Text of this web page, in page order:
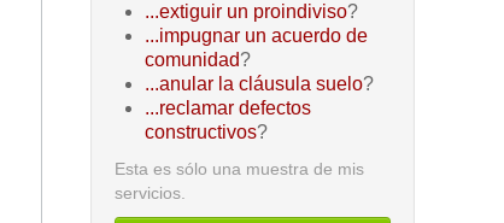
...extiguir un proindiviso?
...impugnar un acuerdo de
comunidad?
...anular la cláusula suelo?
...reclamar defectos
constructivos?
Esta es sólo una muestra de mis
servicios.